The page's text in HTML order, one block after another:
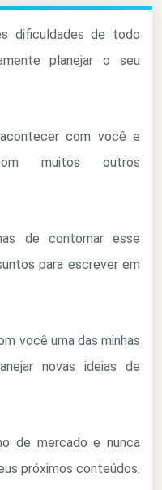
dificuldades de todo
planejar o seu
com você e
muitos outros
de contornar esse
para escrever em
você uma das minhas
novas ideias de
de mercado e nunca
próximos conteúdos.